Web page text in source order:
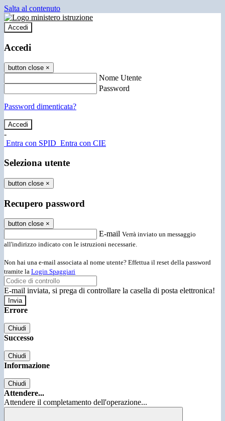
Salta al contenuto
Accedi
Accedi
button close ×
Nome Utente
Password
Password dimenticata?
-
Entra con SPID Entra con CIE
Seleziona utente
button close ×
Recupero password
button close ×
E-mail Verrà inviato un messaggio
all'indirizzo indicato con le istruzioni necessarie.
Non hai una e-mail associata al nome utente? Effettua il reset della password
tramite la Login Spaggiari
E-mail inviata, si prega di controllare la casella di posta elettronica!
Errore
Chiudi
Successo
Chiudi
Informazione
Chiudi
Attendere...
Attendere il completamento dell'operazione...